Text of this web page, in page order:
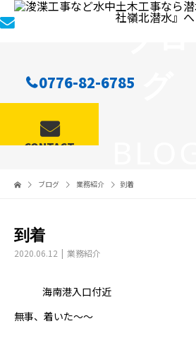
0776-82-6785
CONTACT
ブログ 業務紹介 到着
到着
2020.06.12 業務紹介
海南港入口付近
無事、着いた〜〜